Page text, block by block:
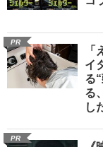
PR
イ
る
る
し
PR